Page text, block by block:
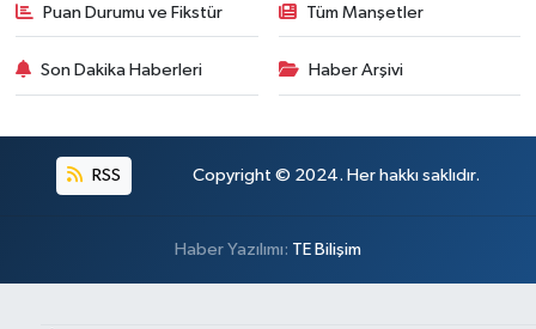
Puan Durumu ve Fikstür Tüm Manşetler
Son Dakika Haberleri Haber Arşivi
RSS Copyright © 2024. Her hakkı saklıdır.
Haber Yazılımı: TE Bilişim